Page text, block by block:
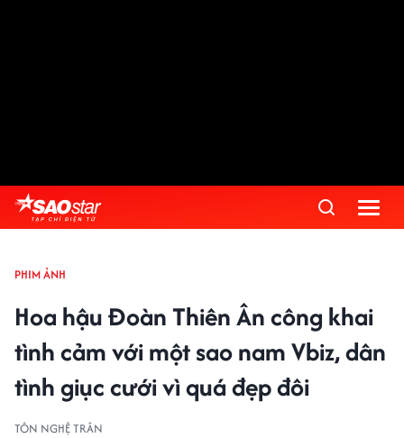
PHIM ẢNH
Hoa hậu Đoàn Thiên Ân công khai
tình cảm với một sao nam Vbiz, dân
tình giục cưới vì quá đẹp đôi
TÔN NGHỆ TRÂN